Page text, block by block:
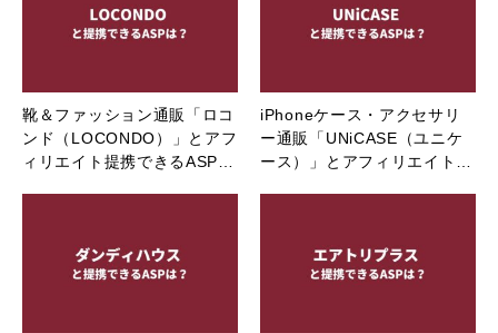
靴＆ファッション通販「ロコ
ンド（LOCONDO）」とアフ
ィリエイト提携できるASP…
iPhoneケース・アクセサリ
ー通販「UNiCASE（ユニケ
ース）」とアフィリエイト…